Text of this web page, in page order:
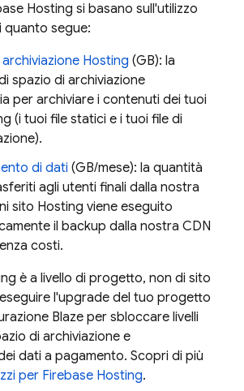
Hosting si basano sull'utilizzo
segue:
Hosting (GB): la
spazio di archiviazione
per archiviare i contenuti dei tuoi
(i tuoi file statici e i tuoi file di
di dati (GB/mese): la quantità
agli utenti finali dalla nostra
sito Hosting viene eseguito
il backup dalla nostra CDN
costi.
è a livello di progetto, non di sito
l'upgrade del tuo progetto
Blaze per sbloccare livelli
di archiviazione e
dati a pagamento. Scopri di più
per Firebase Hosting.